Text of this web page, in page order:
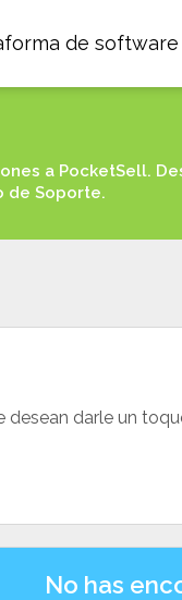
de software
a PocketSell.
de Soporte.
desean darle un
No has